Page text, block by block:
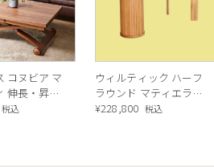
コヌビア マ
伸長・昇降
Calligaris
税込
ウィルティック ハーフ
ラウンド マティエラ塗
装 ダイニングテーブル
¥228,800 税込